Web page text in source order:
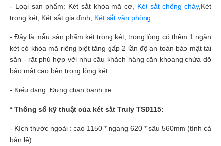
- Loại sản phẩm: Két sắt khóa mã cơ, Két sắt chống cháy,Két
trong két, Két sắt gia đình, Két sắt văn phòng
- Đây là mẫu sản phẩm két trong két, trong lòng có thêm 1 ngăn
két có khóa mã riêng biệt tăng gấp 2 lần độ an toàn bảo mật tài
sản - rất phù hợp với nhu cầu khách hàng cần khoang chứa đồ
bảo mật cao bên trong lòng két
- Kiểu dáng: Đứng chân bánh xe.
* Thông số kỹ thuật của két sắt Truly TSD115:
- Kích thước ngoài : cao 1150 * ngang 620 * sâu 560mm (tính cả
bản lề).